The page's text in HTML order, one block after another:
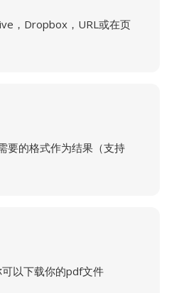
，Dropbox，URL或在页
要的格式作为结果（支持
以下载你的pdf文件